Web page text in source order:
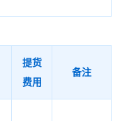
提货
费用
备注